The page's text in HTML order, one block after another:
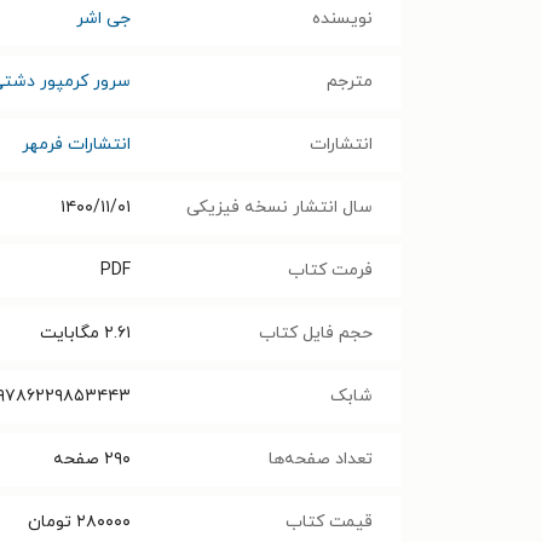
نویسنده جی اشر
مترجم سرور کرمپور
انتشارات انتشارات فرمهر
سال انتشار نسخه فیزیکی ۱۴۰۰/۱۱/۰۱
فرمت کتاب PDF
حجم فایل کتاب ۲.۶۱ مگابایت
شابک
تعداد صفحه‌ها ۲۹۰ صفحه
قیمت کتاب ۲۸۰۰۰۰ تومان